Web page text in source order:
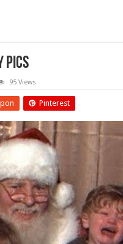
Pics
95 Views
Pinterest